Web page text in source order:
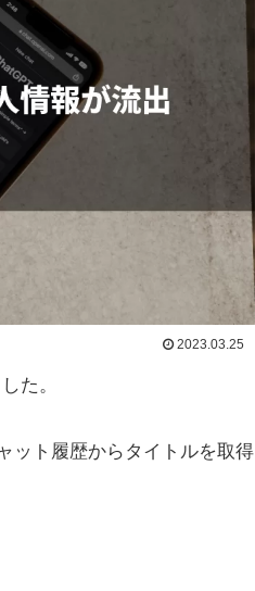
2023.03.25
た。
ット履歴からタイトルを取得